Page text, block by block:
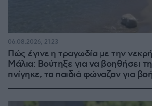
Πώς έγινε η τραγωδία με την
Μάλια: Βούτηξε για να βοηθήσει
πνίγηκε, τα παιδιά φώναζαν για
06.08.2026, 21:23